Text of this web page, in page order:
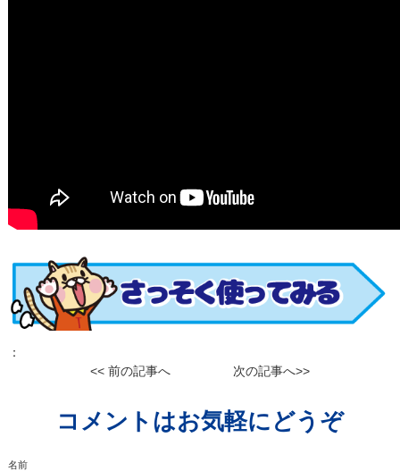
：
<< 前の記事へ
次の記事へ>>
コメントはお気軽にどうぞ
名前